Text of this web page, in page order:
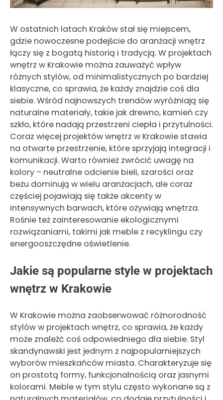
W ostatnich latach Kraków stał się miejscem,
gdzie nowoczesne podejście do aranżacji wnętrz
łączy się z bogatą historią i tradycją. W projektach
wnętrz w Krakowie można zauważyć wpływ
różnych stylów, od minimalistycznych po bardziej
klasyczne, co sprawia, że każdy znajdzie coś dla
siebie. Wśród najnowszych trendów wyróżniają się
naturalne materiały, takie jak drewno, kamień czy
szkło, które nadają przestrzeni ciepła i przytulności.
Coraz więcej projektów wnętrz w Krakowie stawia
na otwarte przestrzenie, które sprzyjają integracji i
komunikacji. Warto również zwrócić uwagę na
kolory – neutralne odcienie bieli, szarości oraz
beżu dominują w wielu aranżacjach, ale coraz
częściej pojawiają się także akcenty w
intensywnych barwach, które ożywiają wnętrza.
Rośnie też zainteresowanie ekologicznymi
rozwiązaniami, takimi jak meble z recyklingu czy
energooszczędne oświetlenie.
Jakie są popularne style w projektach
wnętrz w Krakowie
W Krakowie można zaobserwować różnorodność
stylów w projektach wnętrz, co sprawia, że każdy
może znaleźć coś odpowiedniego dla siebie. Styl
skandynawski jest jednym z najpopularniejszych
wyborów mieszkańców miasta. Charakteryzuje się
on prostotą formy, funkcjonalnością oraz jasnymi
kolorami. Meble w tym stylu często wykonane są z